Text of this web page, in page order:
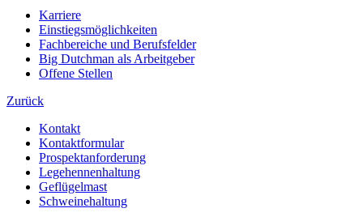
Karriere
Einstiegsmöglichkeiten
Fachbereiche und Berufsfelder
Big Dutchman als Arbeitgeber
Offene Stellen
Zurück
Kontakt
Kontaktformular
Prospektanforderung
Legehennenhaltung
Geflügelmast
Schweinehaltung